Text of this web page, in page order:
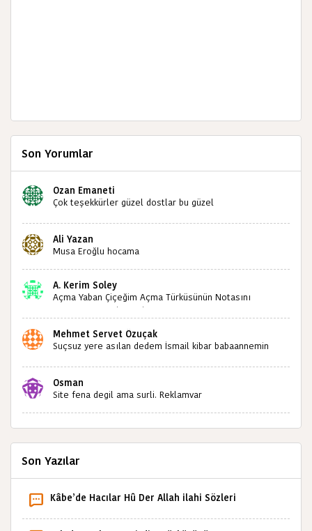
Son Yorumlar
Ozan Emaneti
Çok teşekkürler güzel dostlar bu güzel
sizlerin sayesinde türkülerimiz ölmeyecektir tekrar
teşekkürler saygılarımla
Ali Yazan
Musa Eroğlu hocama
A. Kerim Soley
Açma Yaban Çiçeğim Açma Türküsünün Notasını
Bulabilir miyiz ?İlginiz İçin Şimdiden Teşekkürler.
Mehmet Servet Özuçak
Suçsuz yere asılan dedem İsmail kibar babaannemin
Osman
Site fena degil ama surli. Reklamvar
Son Yazılar
Kâbe’de Hacılar Hû Der Allah ilahi Sözleri